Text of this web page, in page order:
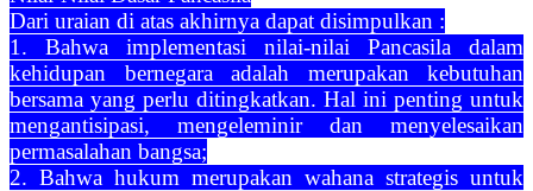
Dari uraian di atas akhirnya dapat disimpulkan :
1. Bahwa implementasi nilai-nilai Pancasila dalam
kehidupan bernegara adalah merupakan kebutuhan
bersama yang perlu ditingkatkan. Hal ini penting untuk
mengantisipasi, mengeleminir dan menyelesaikan
permasalahan bangsa;
2. Bahwa hukum merupakan wahana strategis untuk